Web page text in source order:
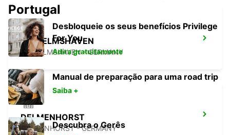
WILHELMSHAVEN
WILHELMSHAVEN - GERMANY
DELMENHORST
DELMENHORST - GERMANY
Portugal
Desbloqueie os seus benefícios Privilege
For You
Adira gratuitamente
Manual de preparação para uma road trip
Saiba +
Descubra o Gerês